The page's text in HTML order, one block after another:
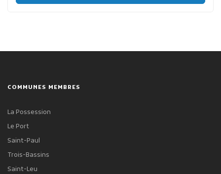
COMMUNES MEMBRES
La Possession
Le Port
Saint-Paul
Trois-Bassins
Saint-Leu